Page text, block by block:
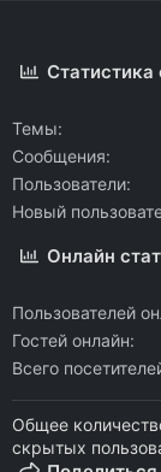
Темы
Сообщения
Пользователи
Новый
Онлайн
Пользователей
Гостей онлайн
Всего
Общее
скрытых